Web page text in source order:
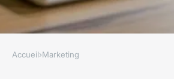
Accueil›Marketing